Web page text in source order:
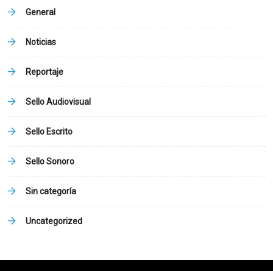
General
Noticias
Reportaje
Sello Audiovisual
Sello Escrito
Sello Sonoro
Sin categoría
Uncategorized